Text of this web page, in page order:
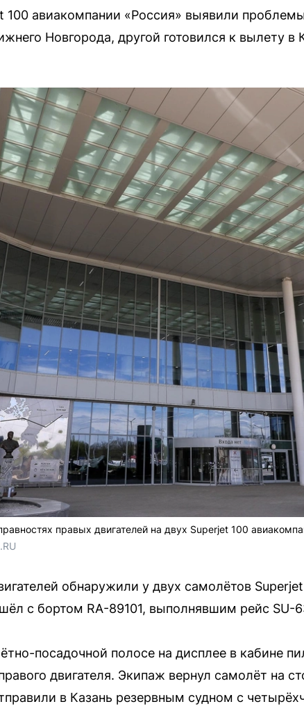
100 авиакомпании «Россия» выявили
Новгорода, другой готовился к вылету в
правых двигателей на двух Superjet 100
обнаружили у двух самолётов
с бортом RA-89101, выполнявшим рейс SU-
посадочной полосе на дисплее в кабине
двигателя. Экипаж вернул самолёт на
в Казань резервным судном с